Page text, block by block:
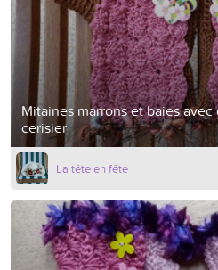
Mitaines marrons et baies
cerisier
La tête en fête